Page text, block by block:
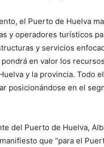
el Puerto de Huelva
y operadores turísticos
y servicios
en valor los
y la provincia. Todo
posicionándose en el
del Puerto de Huelva,
que “para el